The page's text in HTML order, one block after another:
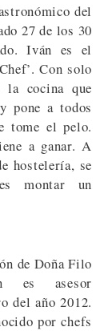
del
27 de los 30
Iván es el
Con solo
cocina que
pone a todos
tome el pelo.
a ganar. A
hostelería, se
montar un
de Doña Filo
es asesor
del año 2012.
por chefs